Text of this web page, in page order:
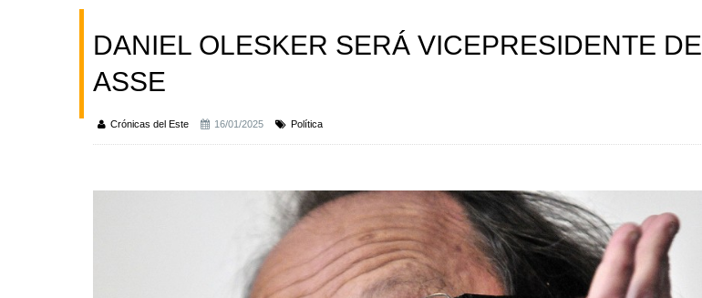
DANIEL OLESKER SERÁ VICEPRESIDENTE DE
ASSE
Crónicas del Este 16/01/2025 Política